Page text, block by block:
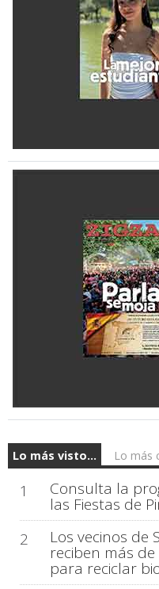
Lo más visto... Lo más
1 Consulta la
las Fiestas de
2
Los vecinos de
reciben más
para reciclar